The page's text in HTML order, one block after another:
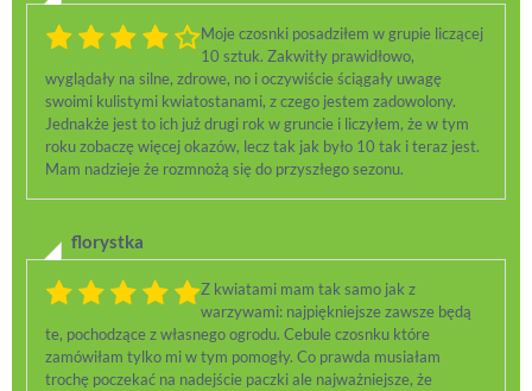
Moje czosnki posadziłem w grupie liczącej
10 sztuk. Zakwitły prawidłowo,
wyglądały na silne, zdrowe, no i oczywiście ściągały uwagę
swoimi kulistymi kwiatostanami, z czego jestem zadowolony.
Jednakże jest to ich już drugi rok w gruncie i liczyłem, że w tym
roku zobaczę więcej okazów, lecz tak jak było 10 tak i teraz jest.
Mam nadzieje że rozmnożą się do przyszłego sezonu.
florystka
Z kwiatami mam tak samo jak z
warzywami: najpiękniejsze zawsze będą
te, pochodzące z własnego ogrodu. Cebule czosnku które
zamówiłam tylko mi w tym pomogły. Co prawda musiałam
trochę poczekać na nadejście paczki ale najważniejsze, że